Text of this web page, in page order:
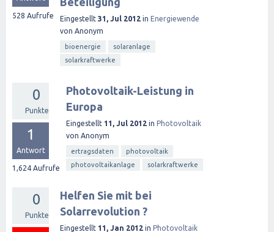
528 Aufrufe Eingestellt 31, Jul 2012 in Energiewende
von Anonym
bioenergie
solaranlage
solarkraftwerke
0
Punkte
1
Antwort
1,624 Aufrufe
Photovoltaik-Leistung in
Europa
Eingestellt 11, Jul 2012 in Photovoltaik
von Anonym
ertragsdaten
photovoltaik
photovoltaikanlage
solarkraftwerke
0
Punkte
Helfen Sie mit bei
Solarrevolution ?
Eingestellt 11, Jan 2012 in Photovoltaik